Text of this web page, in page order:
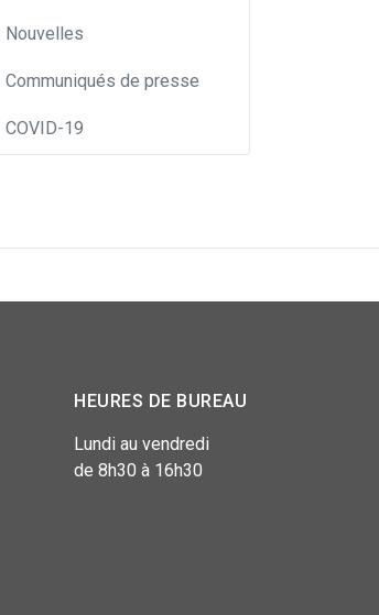
Nouvelles
Communiqués de presse
COVID-19
HEURES DE BUREAU
Lundi au vendredi
de 8h30 à 16h30